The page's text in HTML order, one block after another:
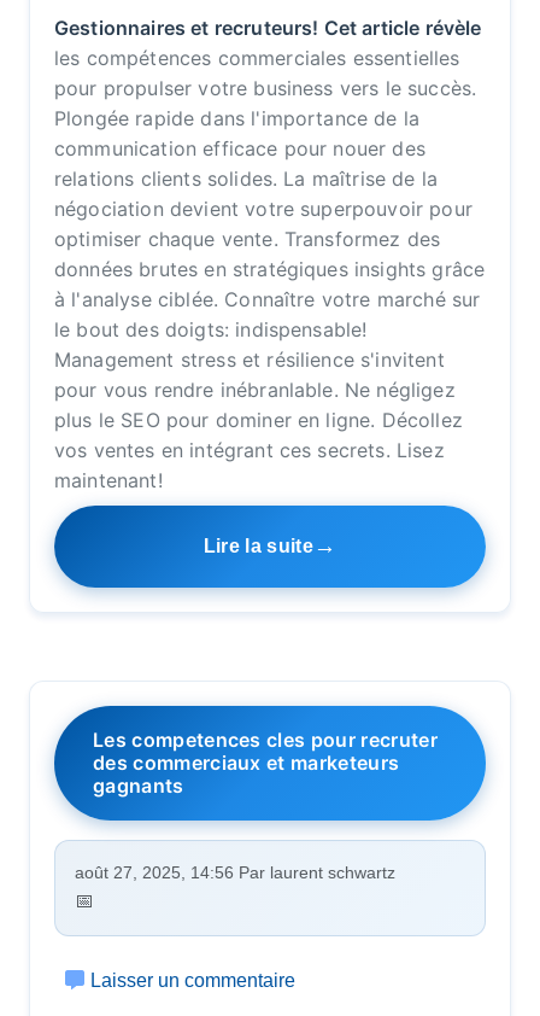
Gestionnaires et recruteurs! Cet article révèle
les compétences commerciales essentielles
pour propulser votre business vers le succès.
Plongée rapide dans l'importance de la
communication efficace pour nouer des
relations clients solides. La maîtrise de la
négociation devient votre superpouvoir pour
optimiser chaque vente. Transformez des
données brutes en stratégiques insights grâce
à l'analyse ciblée. Connaître votre marché sur
le bout des doigts: indispensable!
Management stress et résilience s'invitent
pour vous rendre inébranlable. Ne négligez
plus le SEO pour dominer en ligne. Décollez
vos ventes en intégrant ces secrets. Lisez
maintenant!
Lire la suite
Les competences cles pour recruter
des commerciaux et marketeurs
gagnants
août 27, 2025, 14:56 Par laurent schwartz
Laisser un commentaire